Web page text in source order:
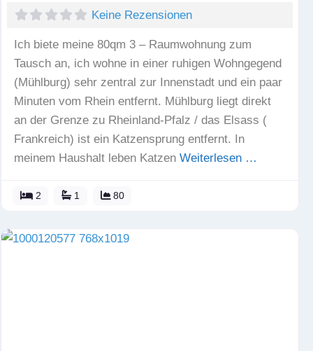
Keine Rezensionen
Ich biete meine 80qm 3 – Raumwohnung zum
Tausch an, ich wohne in einer ruhigen Wohngegend
(Mühlburg) sehr zentral zur Innenstadt und ein paar
Minuten vom Rhein entfernt. Mühlburg liegt direkt
an der Grenze zu Rheinland-Pfalz / das Elsass (
Frankreich) ist ein Katzensprung entfernt. In
meinem Haushalt leben Katzen Weiterlesen …
2 1 80